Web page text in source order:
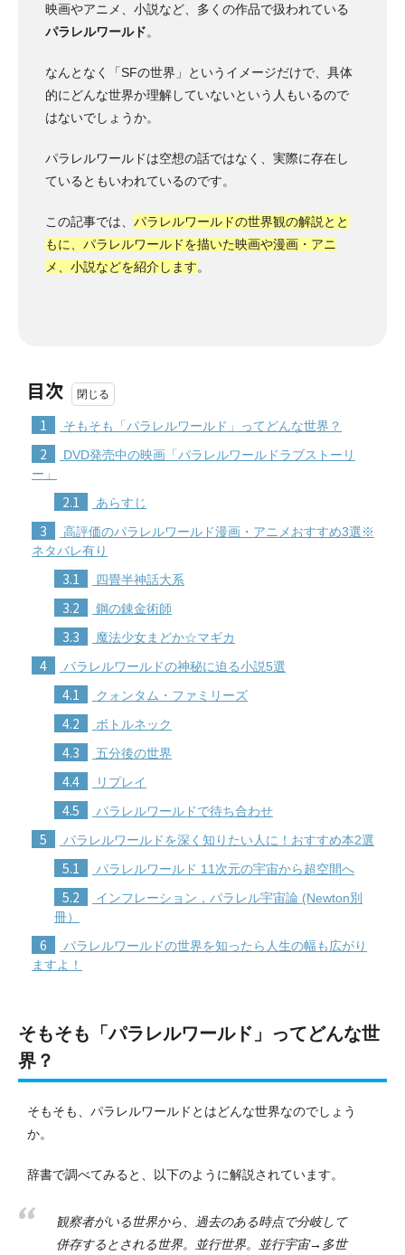
映画やアニメ、小説など、多くの作品で扱われている
パラレルワールド。
なんとなく「SFの世界」というイメージだけで、具体
的にどんな世界か理解していないという人もいるので
はないでしょうか。
パラレルワールドは空想の話ではなく、実際に存在し
ているともいわれているのです。
この記事では、 パラレルワールドの世界観の解説とと
もに、パラレルワールドを描いた映画や漫画・アニ
メ、小説などを紹介します。
目次
1 そもそも「パラレルワールド」ってどんな世界？
2
DVD発売中の映画「パラレルワールドラブストーリ
ー」
2.1 あらすじ
3
高評価のパラレルワールド漫画・アニメおすすめ3選※
ネタバレ有り
3.1 四畳半神話大系
3.2 鋼の錬金術師
3.3 魔法少女まどか☆マギカ
4 パラレルワールドの神秘に迫る小説5選
4.1 クォンタム・ファミリーズ
4.2 ボトルネック
4.3 五分後の世界
4.4 リプレイ
4.5 パラレルワールドで待ち合わせ
5 パラレルワールドを深く知りたい人に！おすすめ本2選
5.1 パラレルワールド 11次元の宇宙から超空間へ
5.2
インフレーション，パラレル宇宙論 (Newton別
冊）
6
パラレルワールドの世界を知ったら人生の幅も広がり
ますよ！
そもそも「パラレルワールド」ってどんな世
界？
そもそも、パラレルワールドとはどんな世界なのでしょう
か。
辞書で調べてみると、以下のように解説されています。
観察者がいる世界から、過去のある時点で分岐して
併存するとされる世界。並行世界。並行宇宙→多世